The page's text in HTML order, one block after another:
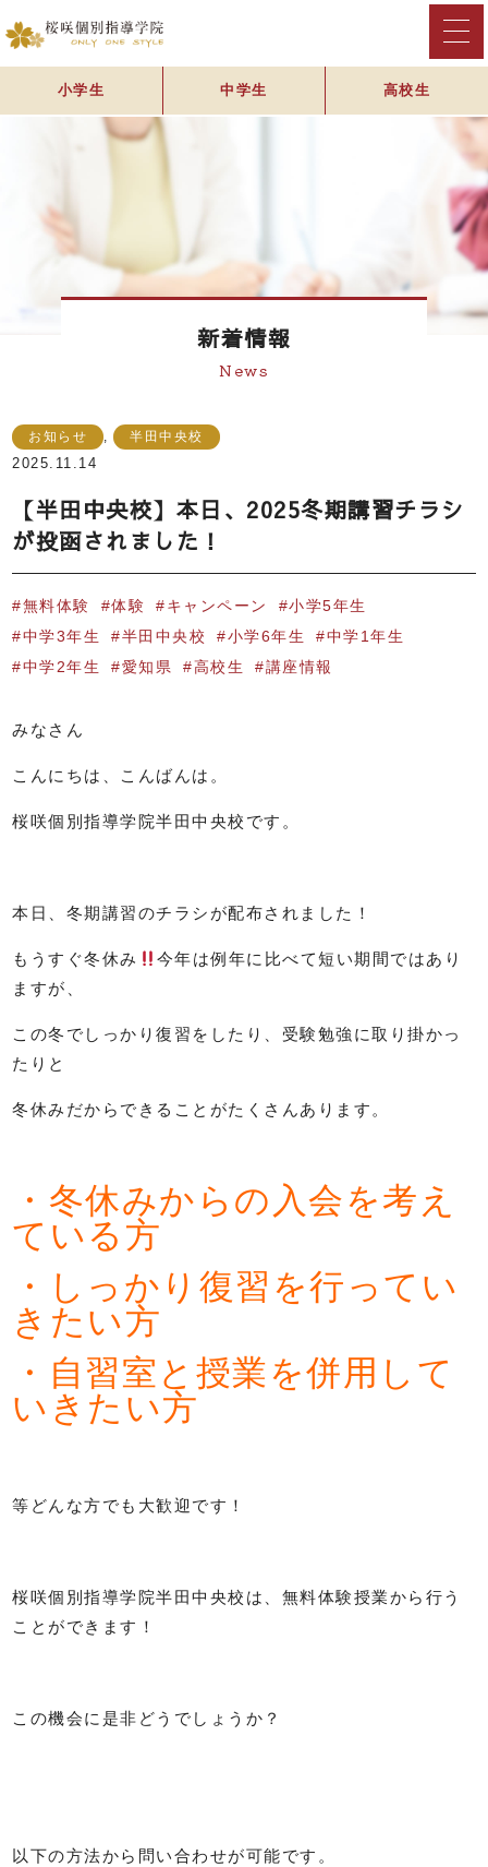
小学生 中学生 高校生
新着情報
News
お知らせ , 半田中央校
2025.11.14
【半田中央校】本日、2025冬期講習チラシ
が投函されました！
無料体験 体験 キャンペーン
小学5年生
中学3年生
半田中央校 小学6年生
中学1年生
中学2年生
愛知県 高校生 講座情報
みなさん
こんにちは、こんばんは。
桜咲個別指導学院半田中央校です。
本日、冬期講習のチラシが配布されました！
もうすぐ冬休み
今年は例年に比べて短い期間ではあり
ますが、
この冬でしっかり復習をしたり、受験勉強に取り掛かっ
たりと
冬休みだからできることがたくさんあります。
・冬休みからの入会を考え
ている方
・しっかり復習を行ってい
きたい方
・自習室と授業を併用して
いきたい方
等どんな方でも大歓迎です！
桜咲個別指導学院半田中央校は、無料体験授業から行う
ことができます！
この機会に是非どうでしょうか？
以下の方法から問い合わせが可能です。